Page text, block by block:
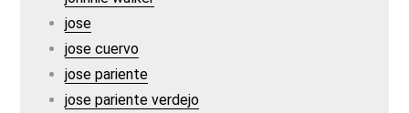
jose
jose cuervo
jose pariente
jose pariente verdejo